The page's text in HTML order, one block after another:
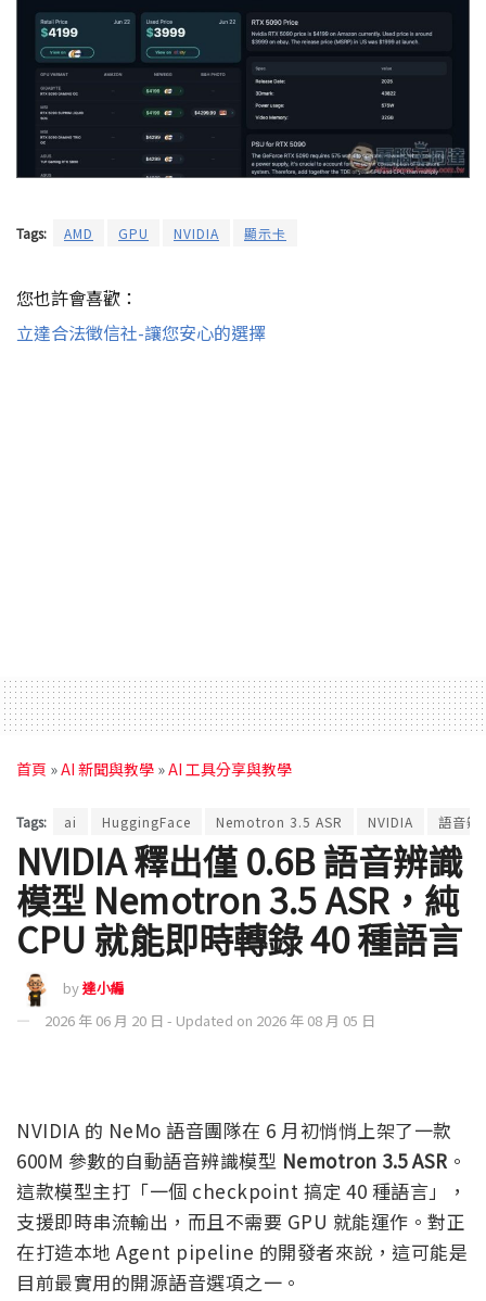
Tags: AMD GPU NVIDIA 顯示卡
您也許會喜歡：
立達合法徵信社-讓您安心的選擇
首頁 »AI 新聞與教學 »AI 工具分享與教學
Tags: ai HuggingFace Nemotron 3.5 ASR NVIDIA 語音辨
NVIDIA 釋出僅 0.6B 語音辨識
模型 Nemotron 3.5 ASR，純
CPU 就能即時轉錄 40 種語言
by達小編
2026 年 06 月 20 日 - Updated on 2026 年 08 月 05 日
NVIDIA 的 NeMo 語音團隊在 6 月初悄悄上架了一款
600M 參數的自動語音辨識模型 Nemotron 3.5 ASR 。
這款模型主打「一個 checkpoint 搞定 40 種語言」，
支援即時串流輸出，而且不需要 GPU 就能運作。對正
在打造本地 Agent pipeline 的開發者來說，這可能是
目前最實用的開源語音選項之一。